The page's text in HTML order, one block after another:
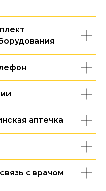
аптечка
с врачом